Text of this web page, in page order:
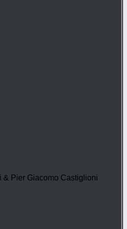
Pier Giacomo Castiglioni